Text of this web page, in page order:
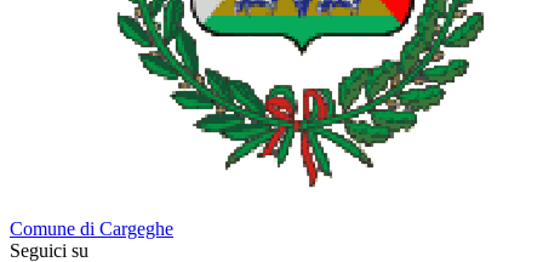
Comune di Cargeghe
Seguici su